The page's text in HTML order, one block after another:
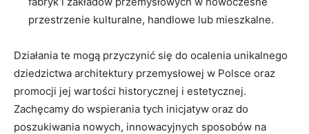
przestrzenie kulturalne, handlowe lub mieszkalne.
Działania te mogą przyczynić się do ocalenia unikalnego
dziedzictwa architektury przemysłowej w Polsce oraz
promocji jej wartości historycznej i estetycznej.
Zachęcamy do wspierania tych inicjatyw oraz do
poszukiwania nowych, innowacyjnych sposobów na